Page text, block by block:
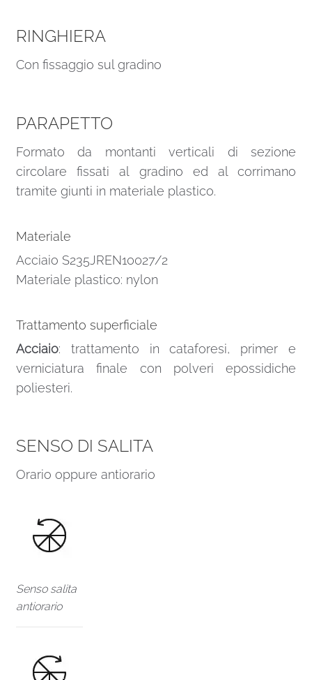
RINGHIERA
Con fissaggio sul gradino
PARAPETTO
Formato da montanti verticali di sezione
circolare fissati al gradino ed al corrimano
tramite giunti in materiale plastico.
Materiale
Acciaio S235JREN10027/2
Materiale plastico: nylon
Trattamento superficiale
Acciaio: trattamento in cataforesi, primer e
verniciatura finale con polveri epossidiche
poliesteri.
SENSO DI SALITA
Orario oppure antiorario
Senso salita
antiorario